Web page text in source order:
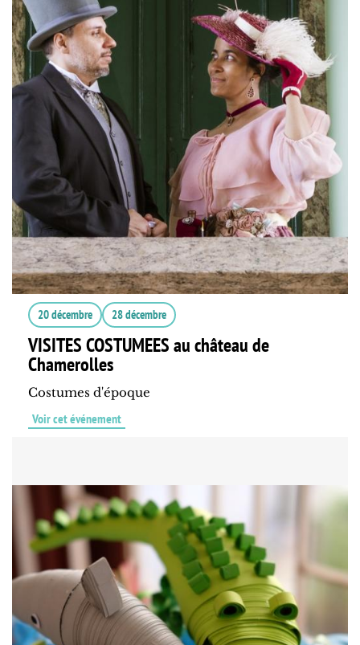
20 décembre 28 décembre
VISITES COSTUMEES au château de
Chamerolles
Costumes d'époque
Voir cet événement